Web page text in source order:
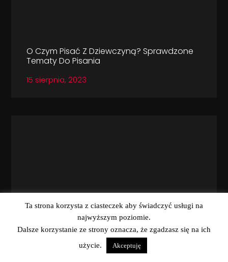
O Czym Pisać Z Dziewczyną? Sprawdzone
Tematy Do Pisania
15 sierpnia, 2023
Najlepsze Gotowe Teksty Na Podryw
Dziewczyny. Fajne Teksty, Które Ci Się
Ta strona korzysta z ciasteczek aby świadczyć usługi na
najwyższym poziomie.
Dalsze korzystanie ze strony oznacza, że zgadzasz się na ich
użycie.
Akceptuję